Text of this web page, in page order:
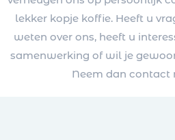
lekker kopje koffie. Heeft u
weten over ons, heeft u
samenwerking of wil je
Neem dan contact